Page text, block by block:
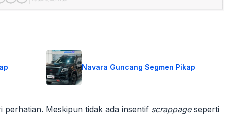
Navara Guncang Segmen Pikap
Meskipun tidak ada insentif scrappageseperti